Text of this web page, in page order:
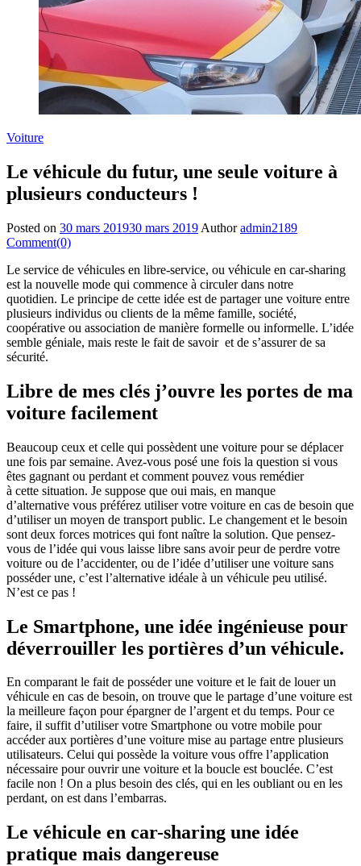
Voiture
Le véhicule du futur, une seule voiture à
plusieurs conducteurs !
Posted on 30 mars 201930 mars 2019 Author admin2189
Comment(0)
Le service de véhicules en libre-service, ou véhicule en car-sharing
est la nouvelle mode qui commence à circuler dans notre
quotidien. Le principe de cette idée est de partager une voiture entre
plusieurs individus ou clients de la même famille, société,
coopérative ou association de manière formelle ou informelle. L’idée
semble géniale, mais reste le fait de savoir et de s’assurer de sa
sécurité.
Libre de mes clés j’ouvre les portes de ma
voiture facilement
Beaucoup ceux et celle qui possèdent une voiture pour se déplacer
une fois par semaine. Avez-vous posé une fois la question si vous
êtes gagnant ou perdant et comment pouvez vous remédier
à cette situation. Je suppose que oui mais, en manque
d’alternative vous préférez utiliser votre voiture en cas de besoin que
d’utiliser un moyen de transport public. Le changement et le besoin
sont deux forces motrices qui font naître la solution. Que pensez-
vous de l’idée qui vous laisse libre sans avoir peur de perdre votre
voiture ou de l’accidenter, ou de l’idée d’utiliser une voiture sans
posséder une, c’est l’alternative idéale à un véhicule peu utilisé.
N’est ce pas !
Le Smartphone, une idée ingénieuse pour
déverrouiller les portières d’un véhicule.
En comparant le fait de posséder une voiture et le fait de louer un
véhicule en cas de besoin, on trouve que le partage d’une voiture est
la meilleure façon pour épargner de l’argent et du temps. Pour ce
faire, il suffit d’utiliser votre Smartphone ou votre mobile pour
accéder aux portières d’une voiture mise au partage entre plusieurs
utilisateurs. Celui qui possède la voiture vous offre l’application
nécessaire pour ouvrir une voiture et la boucle est bouclée. C’est
facile non ! On a plus besoin des clés, qui en les oubliant ou en les
perdant, on est dans l’embarras.
Le véhicule en car-sharing une idée
pratique mais dangereuse